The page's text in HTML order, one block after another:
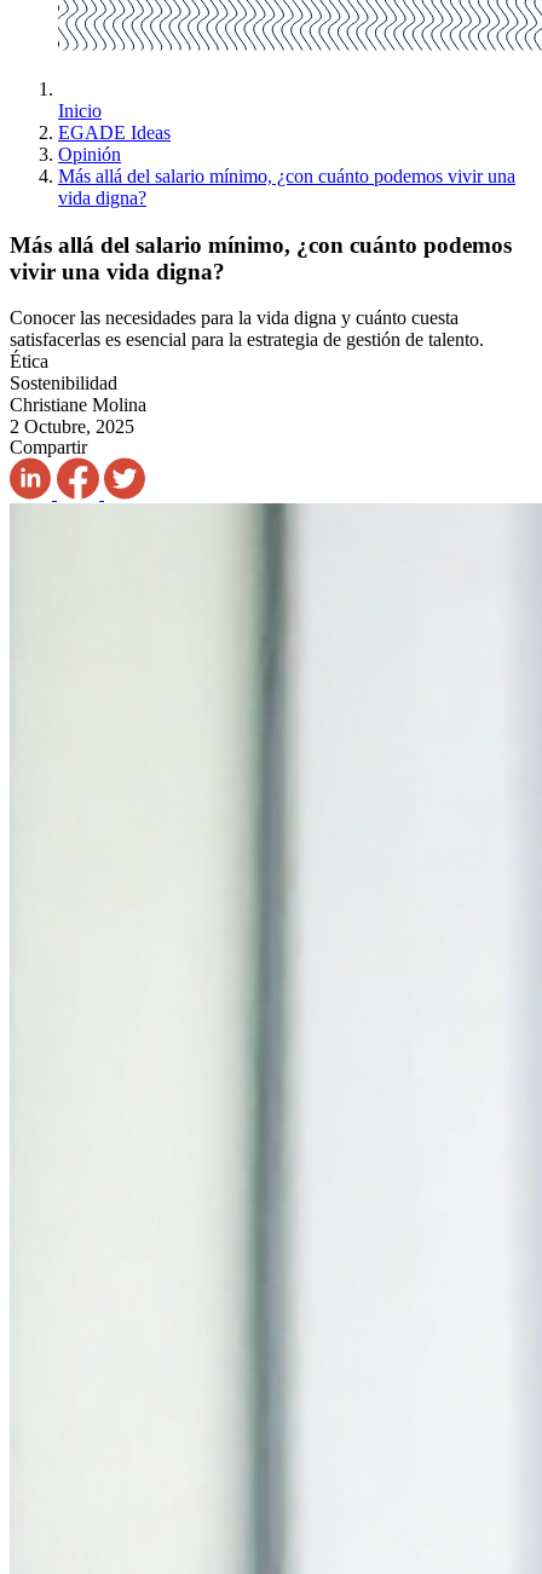
Inicio
EGADE Ideas
Opinión
Más allá del salario mínimo, ¿con cuánto podemos vivir una
vida digna?
Más allá del salario mínimo, ¿con cuánto podemos
vivir una vida digna?
Conocer las necesidades para la vida digna y cuánto cuesta
satisfacerlas es esencial para la estrategia de gestión de talento.
Ética
Sostenibilidad
Christiane Molina
2 Octubre, 2025
Compartir